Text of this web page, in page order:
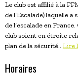
Le club est affilié à la
de l’Escalade) laquelle
de l’escalade en
club soient en étroite
plan de la sécurité.. Lire
Horaires